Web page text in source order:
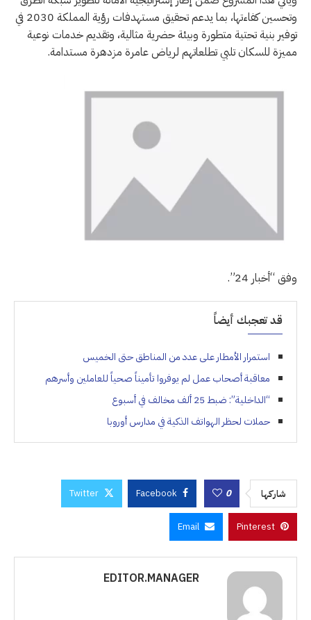
وتحسين كفاءتها، بما يدعم تحقيق مستهدفات رؤية المملكة 2030 في
توفير بنية تحتية متطورة وبيئة حضرية مثالية، وتقديم خدمات نوعية
مميزة للسكان تلبي تطلعاتهم لرياض عامرة مزدهرة مستدامة.
وفق “أخبار 24”.
قد تعجبك أيضاً
استمرار الأمطار على عدد من المناطق حتى الخميس
معاقبة أصحاب عمل لم يوفروا تأميناً صحياً للعاملين وأسرهم
“الداخلية”: ضبط 25 ألف مخالف في أسبوع
حملات لحظر الهواتف الذكية في مدارس أوروبا
شاركها 0
Facebook
Twitter
Pinterest
Email
EDITOR.MANAGER